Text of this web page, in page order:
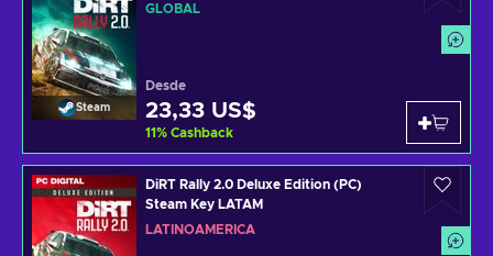
Steam
GLOBAL
Desde
23,33 US$
11% Cashback
DiRT Rally 2.0 Deluxe Edition (PC)
Steam Key LATAM
LATINOAMÉRICA